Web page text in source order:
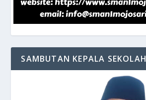
SAMBUTAN KEPALA SEKOLAH